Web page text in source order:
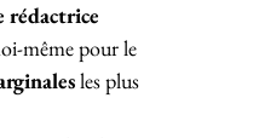
rédactrice
même pour le
les plus